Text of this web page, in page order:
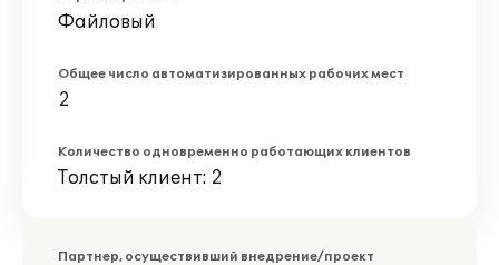
Файловый
Общее число автоматизированных рабочих мест
2
Количество одновременно работающих клиентов
Толстый клиент: 2
Партнер, осуществивший внедрение/проект